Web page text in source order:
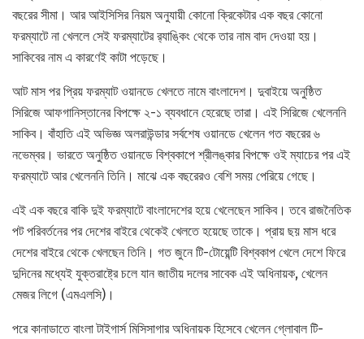
বছরের সীমা। আর আইসিসির নিয়ম অনুযায়ী কোনো ক্রিকেটার এক বছর কোনো
ফরম্যাটে না খেললে সেই ফরম্যাটের র‌্যাঙ্কিং থেকে তার নাম বাদ দেওয়া হয়।
সাকিবের নাম এ কারণেই কাটা পড়েছে।
আট মাস পর প্রিয় ফরম্যাট ওয়ানডে খেলতে নামে বাংলাদেশ। দুবাইয়ে অনুষ্ঠিত
সিরিজে আফগানিস্তানের বিপক্ষে ২-১ ব্যবধানে হেরেছে তারা। এই সিরিজে খেলেননি
সাকিব। বাঁহাতি এই অভিজ্ঞ অলরাউন্ডার সর্বশেষ ওয়ানডে খেলেন গত বছরের ৬
নভেম্বর। ভারতে অনুষ্ঠিত ওয়ানডে বিশ্বকাপে শ্রীলঙ্কার বিপক্ষে ওই ম্যাচের পর এই
ফরম্যাটে আর খেলেননি তিনি। মাঝে এক বছরেরও বেশি সময় পেরিয়ে গেছে।
এই এক বছরে বাকি দুই ফরম্যাটে বাংলাদেশের হয়ে খেলেছেন সাকিব। তবে রাজনৈতিক
পট পরিবর্তনের পর দেশের বাইরে থেকেই খেলতে হয়েছে তাকে। প্রায় ছয় মাস ধরে
দেশের বাইরে থেকে খেলছেন তিনি। গত জুনে টি-টোয়েন্টি বিশ্বকাপ খেলে দেশে ফিরে
দুদিনের মধ্যেই যুক্তরাষ্ট্রে চলে যান জাতীয় দলের সাবেক এই অধিনায়ক, খেলেন
মেজর লিগে (এমএলসি)।
পরে কানাডাতে বাংলা টাইগার্স মিসিসাগার অধিনায়ক হিসেবে খেলেন গ্লোবাল টি-